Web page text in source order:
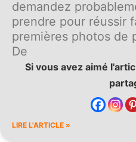
demandez
prendre pour réussir
premières photos de
De
Si vous avez aimé
LIRE L'ARTICLE »